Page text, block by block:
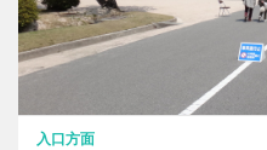
入口方面